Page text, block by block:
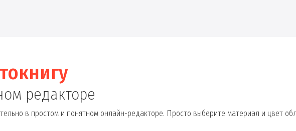
редакторе
в простом и понятном онлайн-редакторе. Просто выберите материал и цвет